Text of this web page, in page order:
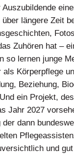
über längere Zeit
Zuhören hat –
so lernen junge
als Körperpflege
Beziehung,
ein Projekt,
Jahr 2027
der dann
und